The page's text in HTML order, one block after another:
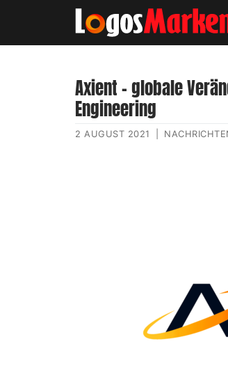
Axient – ​​globale
Engineering
2 AUGUST 2021